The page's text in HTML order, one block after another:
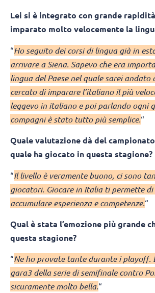
Lei si è integrato con grande rapidità
imparato molto velocemente la
“Ho seguito dei corsi di lingua già in
arrivare a Siena. Sapevo che era
lingua del Paese nel quale sarei andato
cercato di imparare l’italiano il più
leggevo in italiano e poi parlando ogni
compagni è stato tutto più semplice.“
Quale valutazione dà del
quale ha giocato in questa stagione?
“Il livello è veramente buono, ci sono
giocatori. Giocare in Italia ti permette
accumulare esperienza e competenze.“
Qual è stata l’emozione più grande
questa stagione?
“Ne ho provate tante durante i playoff.
gara3 della serie di semifinale contro
sicuramente molto bella.“